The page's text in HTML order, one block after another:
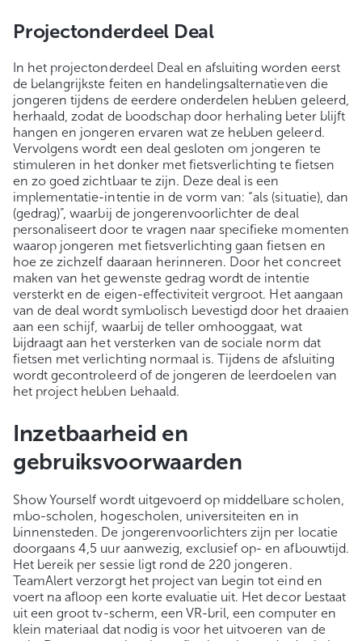
Projectonderdeel Deal
In het projectonderdeel Deal en afsluiting worden eerst
de belangrijkste feiten en handelingsalternatieven die
jongeren tijdens de eerdere onderdelen hebben geleerd,
herhaald, zodat de boodschap door herhaling beter blijft
hangen en jongeren ervaren wat ze hebben geleerd.
Vervolgens wordt een deal gesloten om jongeren te
stimuleren in het donker met fietsverlichting te fietsen
en zo goed zichtbaar te zijn. Deze deal is een
implementatie-intentie in de vorm van: “als (situatie), dan
(gedrag)”, waarbij de jongerenvoorlichter de deal
personaliseert door te vragen naar specifieke momenten
waarop jongeren met fietsverlichting gaan fietsen en
hoe ze zichzelf daaraan herinneren. Door het concreet
maken van het gewenste gedrag wordt de intentie
versterkt en de eigen-effectiviteit vergroot. Het aangaan
van de deal wordt symbolisch bevestigd door het draaien
aan een schijf, waarbij de teller omhooggaat, wat
bijdraagt aan het versterken van de sociale norm dat
fietsen met verlichting normaal is. Tijdens de afsluiting
wordt gecontroleerd of de jongeren de leerdoelen van
het project hebben behaald.
Inzetbaarheid en
gebruiksvoorwaarden
Show Yourself wordt uitgevoerd op middelbare scholen,
mbo-scholen, hogescholen, universiteiten en in
binnensteden. De jongerenvoorlichters zijn per locatie
doorgaans 4,5 uur aanwezig, exclusief op- en afbouwtijd.
Het bereik per sessie ligt rond de 220 jongeren.
TeamAlert verzorgt het project van begin tot eind en
voert na afloop een korte evaluatie uit. Het decor bestaat
uit een groot tv-scherm, een VR-bril, een computer en
klein materiaal dat nodig is voor het uitvoeren van de